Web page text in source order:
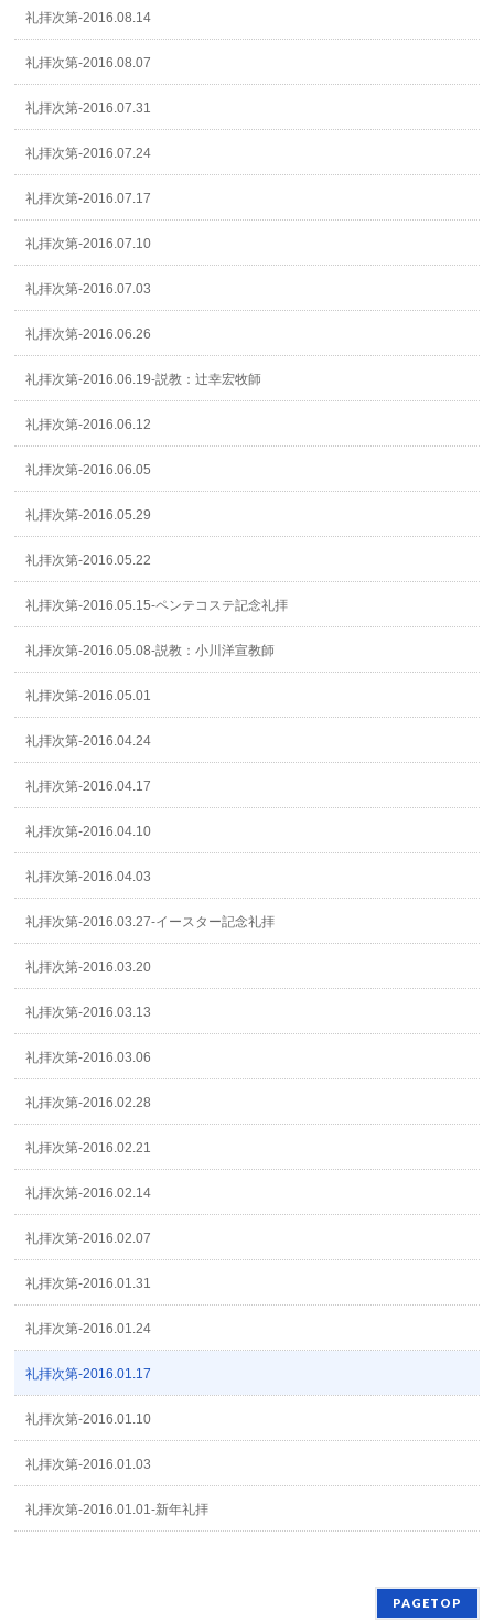
礼拝次第-2016.08.14
礼拝次第-2016.08.07
礼拝次第-2016.07.31
礼拝次第-2016.07.24
礼拝次第-2016.07.17
礼拝次第-2016.07.10
礼拝次第-2016.07.03
礼拝次第-2016.06.26
礼拝次第-2016.06.19-説教：辻幸宏牧師
礼拝次第-2016.06.12
礼拝次第-2016.06.05
礼拝次第-2016.05.29
礼拝次第-2016.05.22
礼拝次第-2016.05.15-ペンテコステ記念礼拝
礼拝次第-2016.05.08-説教：小川洋宣教師
礼拝次第-2016.05.01
礼拝次第-2016.04.24
礼拝次第-2016.04.17
礼拝次第-2016.04.10
礼拝次第-2016.04.03
礼拝次第-2016.03.27-イースター記念礼拝
礼拝次第-2016.03.20
礼拝次第-2016.03.13
礼拝次第-2016.03.06
礼拝次第-2016.02.28
礼拝次第-2016.02.21
礼拝次第-2016.02.14
礼拝次第-2016.02.07
礼拝次第-2016.01.31
礼拝次第-2016.01.24
礼拝次第-2016.01.17
礼拝次第-2016.01.10
礼拝次第-2016.01.03
礼拝次第-2016.01.01-新年礼拝
PAGETOP